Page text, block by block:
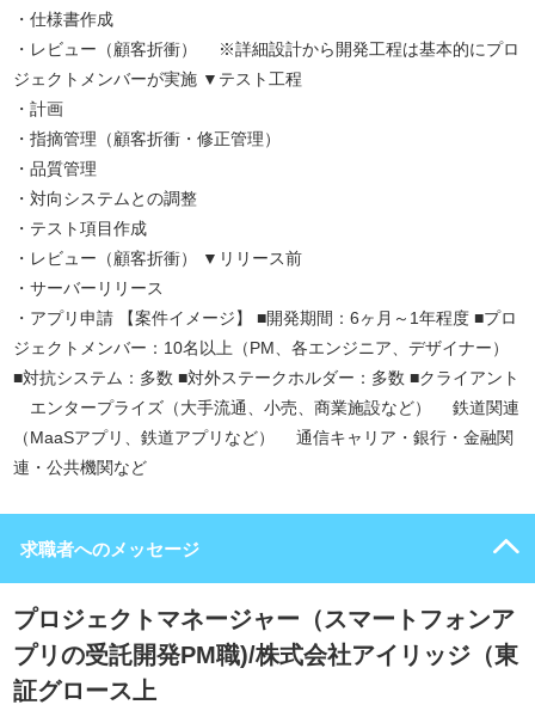
・仕様書作成
・レビュー（顧客折衝） ※詳細設計から開発工程は基本的にプロ
ジェクトメンバーが実施 ▼テスト工程
・計画
・指摘管理（顧客折衝・修正管理）
・品質管理
・対向システムとの調整
・テスト項目作成
・レビュー（顧客折衝） ▼リリース前
・サーバーリリース
・アプリ申請 【案件イメージ】 ■開発期間：6ヶ月～1年程度 ■プロ
ジェクトメンバー：10名以上（PM、各エンジニア、デザイナー）
■対抗システム：多数 ■対外ステークホルダー：多数 ■クライアント
エンタープライズ（大手流通、小売、商業施設など） 鉄道関連
（MaaSアプリ、鉄道アプリなど） 通信キャリア・銀行・金融関
連・公共機関など
求職者へのメッセージ
プロジェクトマネージャー（スマートフォンア
プリの受託開発PM職)/株式会社アイリッジ（東
証グロース上